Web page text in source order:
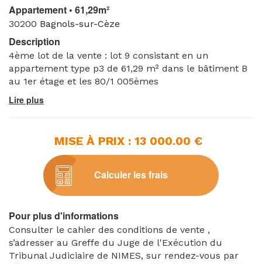
Appartement • 61,29m²
30200 Bagnols-sur-Cèze
Description
4ème lot de la vente : lot 9 consistant en un
appartement type p3 de 61,29 m² dans le bâtiment B
au 1er étage et les 80/1 005èmes
MISE À PRIX : 13 000.00 €
Calculer les frais
Pour plus d'informations
Consulter le cahier des conditions de vente ,
s’adresser au Greffe du Juge de l'Exécution du
Tribunal Judiciaire de NIMES, sur rendez-vous par